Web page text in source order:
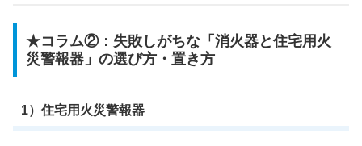
★コラム②：失敗しがちな「消火器と住宅用火
災警報器」の選び方・置き方
1）住宅用火災警報器